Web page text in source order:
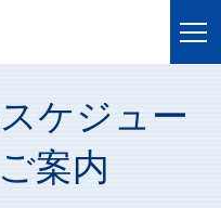
ケジュー
案内